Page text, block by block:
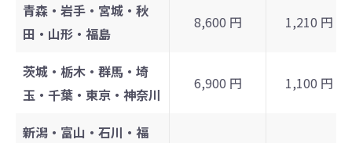
青森・岩手・宮城・秋
田・山形・福島
8,600 円 1,210 円
茨城・栃木・群馬・埼
玉・千葉・東京・神奈川
6,900 円 1,100 円
新潟・富山・石川・福